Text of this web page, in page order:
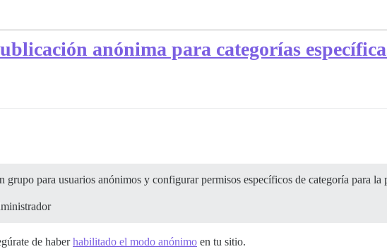
anónima para categorías
grupo para usuarios anónimos y configurar permisos específicos de categoría para la
de haberhabilitado el modo anónimo en tu sitio.